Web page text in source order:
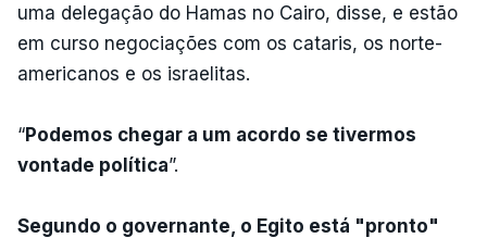
uma delegação do Hamas no Cairo, disse, e estão
em curso negociações com os cataris, os norte-
americanos e os israelitas.
“Podemos chegar a um acordo se tivermos
vontade política”.
Segundo o governante, o Egito está "pronto"